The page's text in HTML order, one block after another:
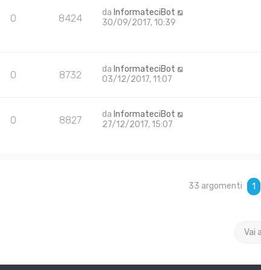
0 8424 da InformateciBot
30/09/2017, 10:39
0 8732 da InformateciBot
03/12/2017, 11:07
0 8827 da InformateciBot
27/12/2017, 15:07
33 argomenti 1
Vai a